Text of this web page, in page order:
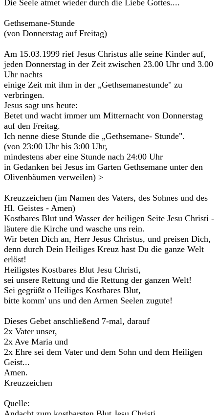
Die Seele atmet wieder durch die Liebe Gottes....
Gethsemane-Stunde
(von Donnerstag auf Freitag)
Am 15.03.1999 rief Jesus Christus alle seine Kinder auf,
jeden Donnerstag in der Zeit zwischen 23.00 Uhr und 3.00
Uhr nachts
einige Zeit mit ihm in der „Gethsemanestunde" zu
verbringen.
Jesus sagt uns heute:
Betet und wacht immer um Mitternacht von Donnerstag
auf den Freitag.
Ich nenne diese Stunde die „Gethsemane- Stunde".
(von 23:00 Uhr bis 3:00 Uhr,
mindestens aber eine Stunde nach 24:00 Uhr
in Gedanken bei Jesus im Garten Gethsemane unter den
Olivenbäumen verweilen) >
Kreuzzeichen (im Namen des Vaters, des Sohnes und des
Hl. Geistes - Amen)
Kostbares Blut und Wasser der heiligen Seite Jesu Christi -
läutere die Kirche und wasche uns rein.
Wir beten Dich an, Herr Jesus Christus, und preisen Dich,
denn durch Dein Heiliges Kreuz hast Du die ganze Welt
erlöst!
Heiligstes Kostbares Blut Jesu Christi,
sei unsere Rettung und die Rettung der ganzen Welt!
Sei gegrüßt o Heiliges Kostbares Blut,
bitte komm' uns und den Armen Seelen zugute!
Dieses Gebet anschließend 7-mal, darauf
2x Vater unser,
2x Ave Maria und
2x Ehre sei dem Vater und dem Sohn und dem Heiligen
Geist...
Amen.
Kreuzzeichen
Quelle: